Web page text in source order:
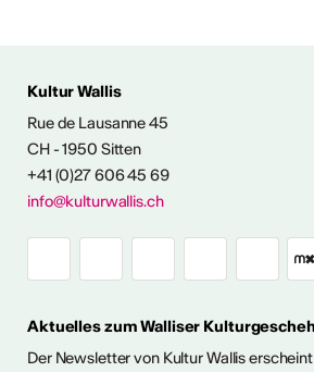
Kultur Wallis
Rue de Lausanne 45
CH - 1950 Sitten
+41 (0)27 606 45 69
info@kulturwallis.ch
Aktuelles zum Walliser
Der Newsletter von Kultur Wallis